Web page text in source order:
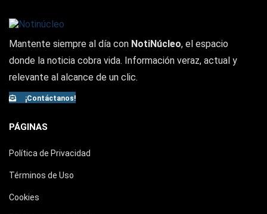
Mantente siempre al día con NotiNúcleo, el espacio
donde la noticia cobra vida. Información veraz, actual y
relevante al alcance de un clic.
¡Contáctanos!
PÁGINAS
Política de Privacidad
Términos de Uso
Cookies